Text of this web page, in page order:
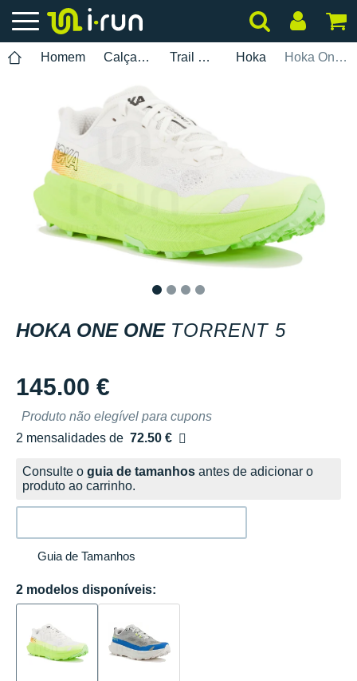
Homem Calçados Trail Running Hoka Hoka One One Torrent 5
HOKA ONE ONE TORRENT 5
145.00 €
Produto não elegível para cupons
2 mensalidades de 72.50 €
sem custos
Consulte o guia de tamanhos antes de adicionar o
produto ao carrinho.
Guia de Tamanhos
2 modelos disponíveis: